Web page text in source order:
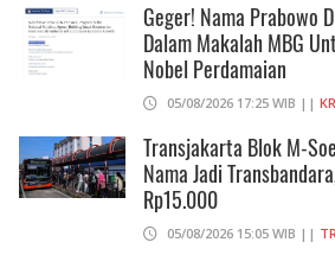
Geger! Nama Prabowo
Dalam Makalah MBG
Nobel Perdamaian
05/08/2026 17:25 WIB ||
Transjakarta Blok M-
Nama Jadi
Rp15.000
05/08/2026 15:05 WIB ||